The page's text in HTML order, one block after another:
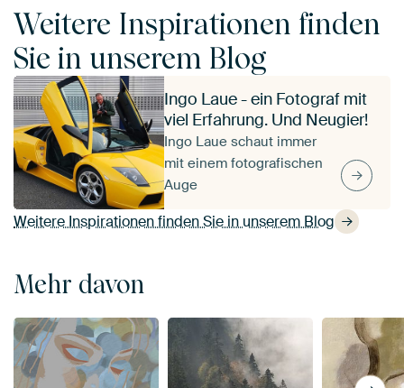
Weitere Inspirationen finden
Sie in unserem Blog
Weitere Inspirationen finden Sie in unserem Blog
Ingo Laue - ein Fotograf mit
viel Erfahrung. Und Neugier!
Ingo Laue schaut immer
mit einem fotografischen
Auge
Mehr davon